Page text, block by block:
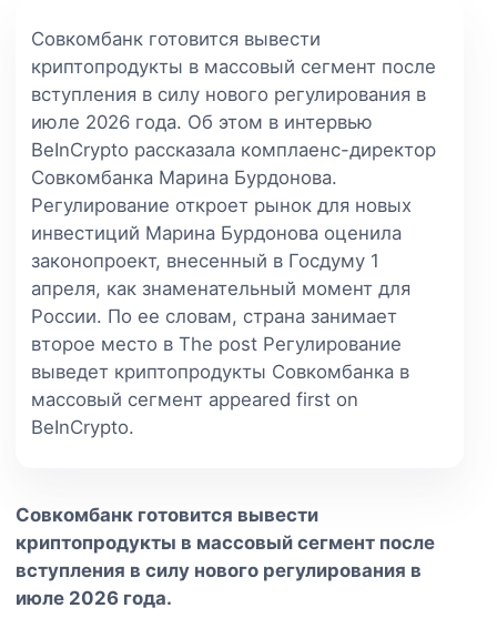
Совкомбанк готовится вывести
криптопродукты в массовый сегмент после
вступления в силу нового регулирования в
июле 2026 года. Об этом в интервью
BeInCrypto рассказала комплаенс-директор
Совкомбанка Марина Бурдонова.
Регулирование откроет рынок для новых
инвестиций Марина Бурдонова оценила
законопроект, внесенный в Госдуму 1
апреля, как знаменательный момент для
России. По ее словам, страна занимает
второе место в The post Регулирование
выведет криптопродукты Совкомбанка в
массовый сегмент appeared first on
BeInCrypto.
Совкомбанк готовится вывести
криптопродукты в массовый сегмент после
вступления в силу нового регулирования в
июле 2026 года.